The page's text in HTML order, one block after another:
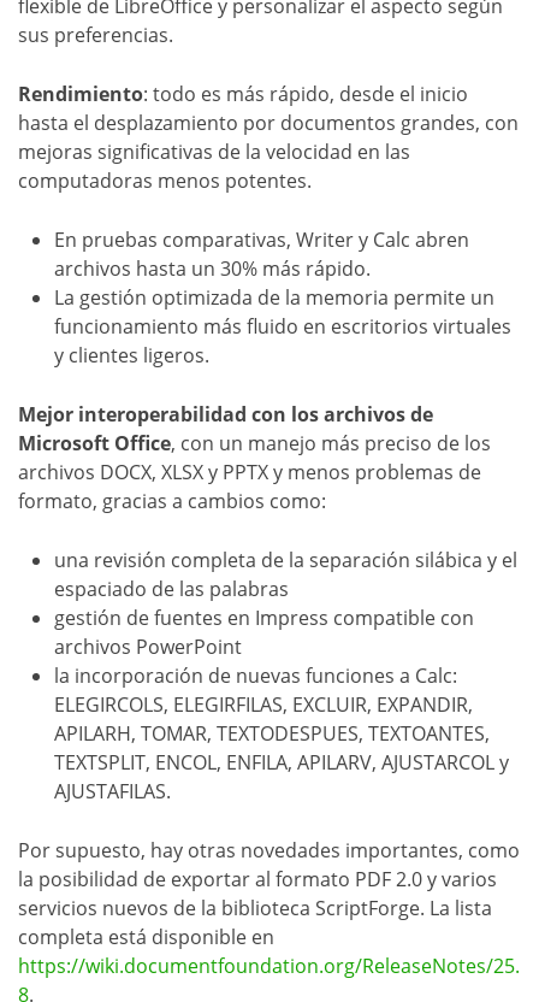
flexible de LibreOffice y personalizar el aspecto según
sus preferencias.
Rendimiento: todo es más rápido, desde el inicio
hasta el desplazamiento por documentos grandes, con
mejoras significativas de la velocidad en las
computadoras menos potentes.
En pruebas comparativas, Writer y Calc abren
archivos hasta un 30% más rápido.
La gestión optimizada de la memoria permite un
funcionamiento más fluido en escritorios virtuales
y clientes ligeros.
Mejor interoperabilidad con los archivos de
Microsoft Office, con un manejo más preciso de los
archivos DOCX, XLSX y PPTX y menos problemas de
formato, gracias a cambios como:
una revisión completa de la separación silábica y el
espaciado de las palabras
gestión de fuentes en Impress compatible con
archivos PowerPoint
la incorporación de nuevas funciones a Calc:
ELEGIRCOLS, ELEGIRFILAS, EXCLUIR, EXPANDIR,
APILARH, TOMAR, TEXTODESPUES, TEXTOANTES,
TEXTSPLIT, ENCOL, ENFILA, APILARV, AJUSTARCOL y
AJUSTAFILAS.
Por supuesto, hay otras novedades importantes, como
la posibilidad de exportar al formato PDF 2.0 y varios
servicios nuevos de la biblioteca ScriptForge. La lista
completa está disponible en
https://wiki.documentfoundation.org/ReleaseNotes/25.
8.